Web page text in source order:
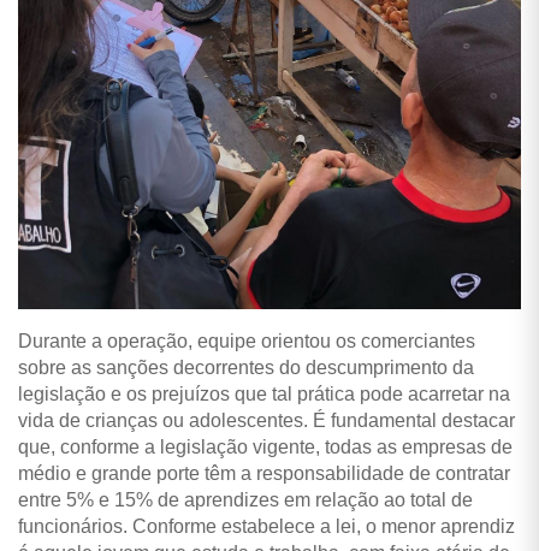
Durante a operação, equipe orientou os comerciantes
sobre as sanções decorrentes do descumprimento da
legislação e os prejuízos que tal prática pode acarretar na
vida de crianças ou adolescentes. É fundamental destacar
que, conforme a legislação vigente, todas as empresas de
médio e grande porte têm a responsabilidade de contratar
entre 5% e 15% de aprendizes em relação ao total de
funcionários. Conforme estabelece a lei, o menor aprendiz